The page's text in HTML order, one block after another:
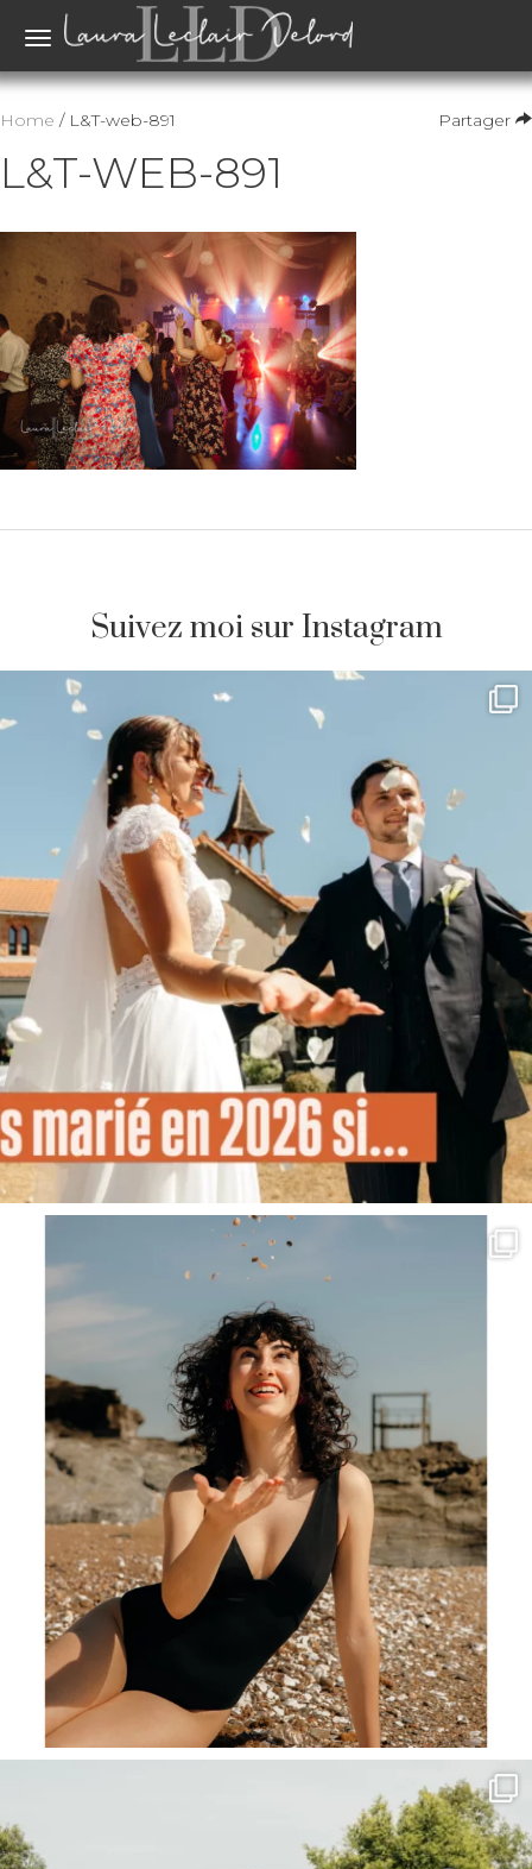
Toggle
Partager
Home / L&T-web-891
L&T-WEB-891
Suivez moi sur Instagram